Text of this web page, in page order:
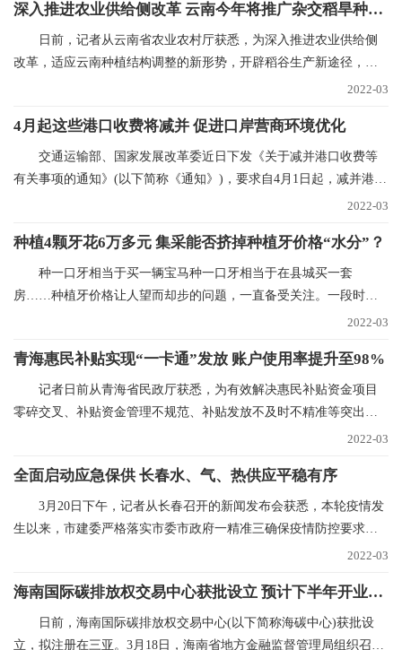
深入推进农业供给侧改革 云南今年将推广杂交稻旱种50万亩
日前，记者从云南省农业农村厅获悉，为深入推进农业供给侧
改革，适应云南种植结构调整的新形势，开辟稻谷生产新途径，稳
2022-03
4月起这些港口收费将减并 促进口岸营商环境优化
交通运输部、国家发展改革委近日下发《关于减并港口收费等
有关事项的通知》(以下简称《通知》)，要求自4月1日起，减并港口
2022-03
种植4颗牙花6万多元 集采能否挤掉种植牙价格“水分”？
种一口牙相当于买一辆宝马种一口牙相当于在县城买一套
房……种植牙价格让人望而却步的问题，一直备受关注。一段时间
2022-03
青海惠民补贴实现“一卡通”发放 账户使用率提升至98%
记者日前从青海省民政厅获悉，为有效解决惠民补贴资金项目
零碎交叉、补贴资金管理不规范、补贴发放不及时不精准等突出问
2022-03
全面启动应急保供 长春水、气、热供应平稳有序
3月20日下午，记者从长春召开的新闻发布会获悉，本轮疫情发
生以来，市建委严格落实市委市政府一精准三确保疫情防控要求，
2022-03
海南国际碳排放权交易中心获批设立 预计下半年开业运营
日前，海南国际碳排放权交易中心(以下简称海碳中心)获批设
立，拟注册在三亚。3月18日，海南省地方金融监督管理局组织召开